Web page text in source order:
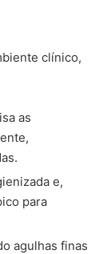
clínico,
as
e,
para
agulhas finas